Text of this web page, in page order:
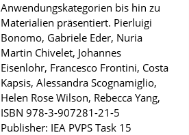
Anwendungs­kategorien bis hin zu
Materialien präsentiert. Pierluigi
Bonomo, Gabriele Eder, Nuria
Martin Chivelet, Johannes
Eisenlohr, Francesco Frontini, Costa
Kapsis, Alessandra Scognamiglio,
Helen Rose Wilson, Rebecca Yang,
ISBN 978-3-907281-21-5
Publisher: IEA PVPS Task 15